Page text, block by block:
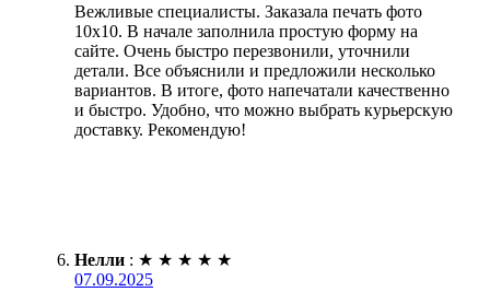
Вежливые специалисты. Заказала печать фото
10х10. В начале заполнила простую форму на
сайте. Очень быстро перезвонили, уточнили
детали. Все объяснили и предложили несколько
вариантов. В итоге, фото напечатали качественно
и быстро. Удобно, что можно выбрать курьерскую
доставку. Рекомендую!
Нелли : ★ ★ ★ ★ ★
07.09.2025